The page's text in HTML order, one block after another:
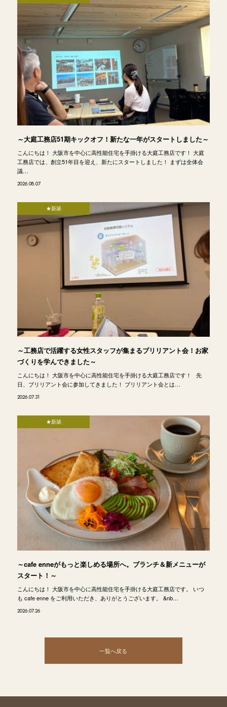
～大庭工務店51期キックオフ！新たな一年がスタートしました～
こんにちは！ 大阪市を中心に高性能住宅を手掛ける大庭工務店です！ 大庭
工務店では、創立51年目を迎え、新たにスタートしました！ まずは全体会
議…
2026.08.07
★新築
～工務店で活躍する女性スタッフが集まるブリリアント会！お家
づくりを学んできました～
こんにちは！ 大阪市を中心に高性能住宅を手掛ける大庭工務店です！ 先
日、ブリリアント会に参加してきました！ ブリリアント会とは…
2026.07.31
★新築
～cafe enneがもっと楽しめる場所へ。ブランチ＆新メニューが
スタート！～
こんにちは！ 大阪市を中心に高性能住宅を手掛ける大庭工務店です。 いつ
も cafe enne をご利用いただき、ありがとうございます。 &nb…
2026.07.26
一覧へ戻る